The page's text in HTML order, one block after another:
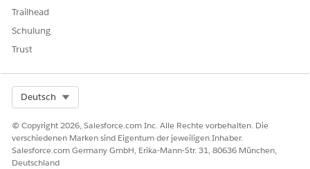
Trailhead
Schulung
Trust
Deutsch
© Copyright 2026, Salesforce.com Inc. Alle Rechte vorbehalten. Die
verschiedenen Marken sind Eigentum der jeweiligen Inhaber.
Salesforce.com Germany GmbH, Erika-Mann-Str. 31, 80636 München,
Deutschland